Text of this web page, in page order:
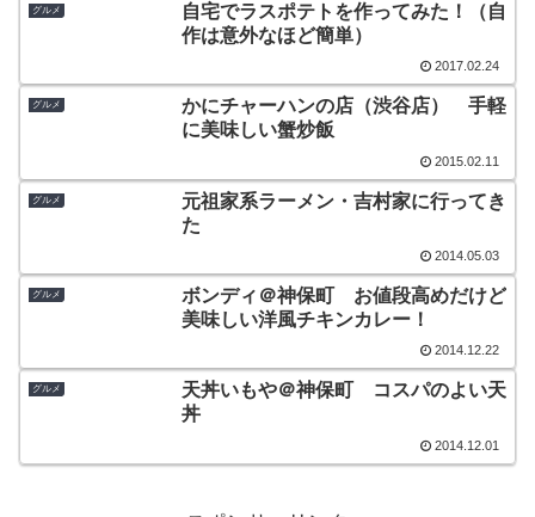
グルメ
自宅でラスポテトを作ってみた！（自
作は意外なほど簡単）
2017.02.24
グルメ
かにチャーハンの店（渋谷店） 手軽
に美味しい蟹炒飯
2015.02.11
グルメ
元祖家系ラーメン・吉村家に行ってき
た
2014.05.03
グルメ
ボンディ＠神保町 お値段高めだけど
美味しい洋風チキンカレー！
2014.12.22
グルメ
天丼いもや＠神保町 コスパのよい天
丼
2014.12.01